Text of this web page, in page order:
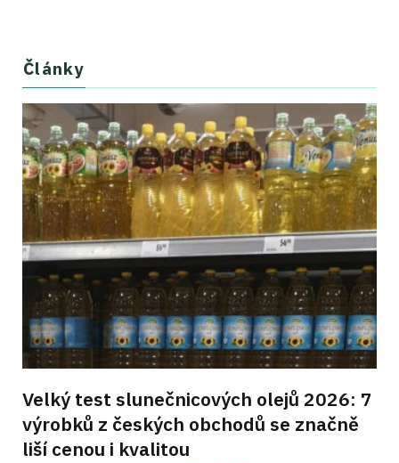
Články
Velký test slunečnicových olejů 2026: 7
výrobků z českých obchodů se značně
liší cenou i kvalitou